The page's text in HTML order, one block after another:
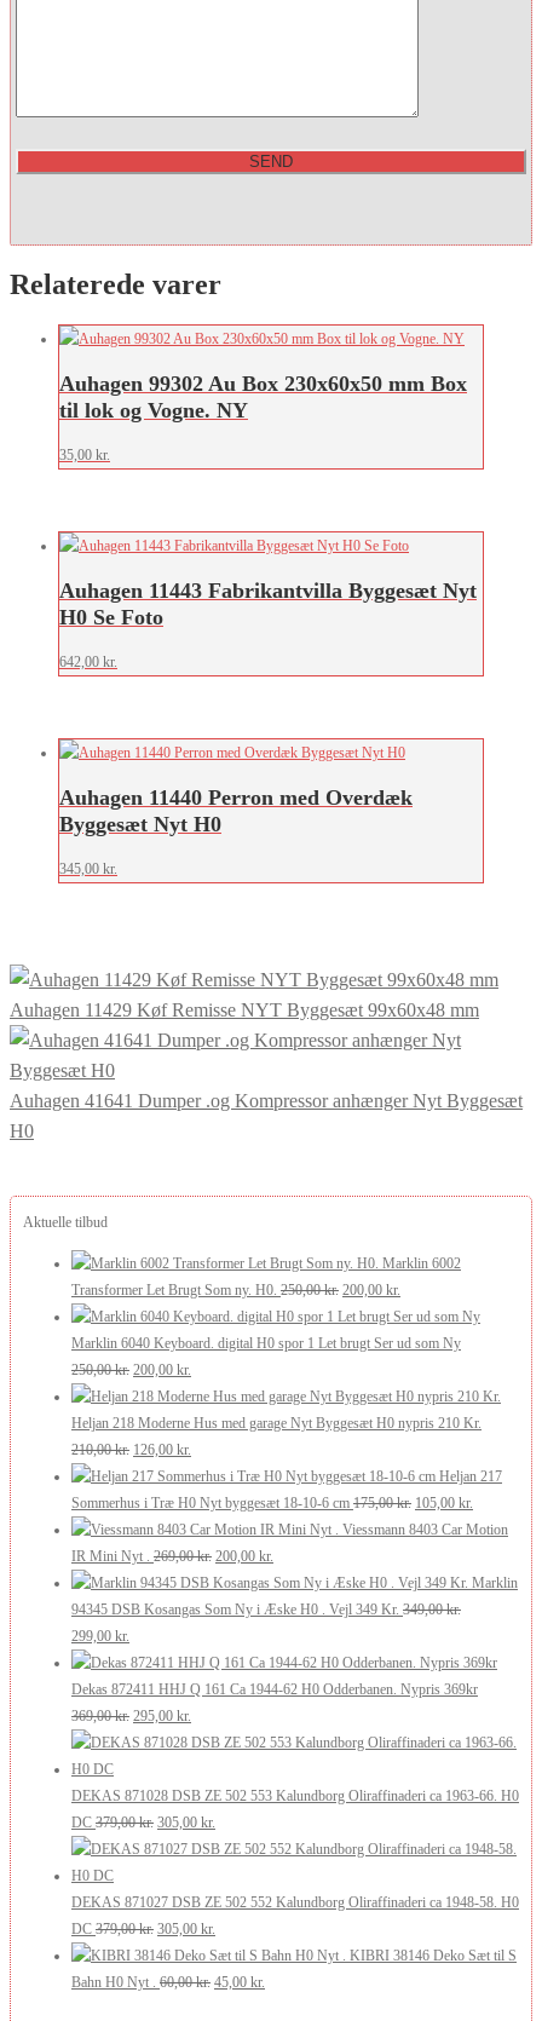
Relaterede varer
Auhagen 99302 Au Box 230x60x50 mm Box
til lok og Vogne. NY
35,00 kr.
Auhagen 11443 Fabrikantvilla Byggesæt Nyt
H0 Se Foto
642,00 kr.
Auhagen 11440 Perron med Overdæk
Byggesæt Nyt H0
345,00 kr.
Auhagen 11429 Køf Remisse NYT Byggesæt 99x60x48 mm
Auhagen 41641 Dumper .og Kompressor anhænger Nyt Byggesæt
H0
Aktuelle tilbud
Marklin 6002
Transformer Let Brugt Som ny. H0. 250,00kr. Den
oprindelige
pris
250,00 kr..
200,00 kr.
aktuelle
pris
200,00 kr..
Marklin 6040 Keyboard. digital H0 spor 1 Let brugt Ser ud som Ny
250,00kr. Den
oprindelige
pris
var:
250,00 kr..
200,00 kr.
aktuelle
pris
200,00 kr..
Heljan 218 Moderne Hus med garage Nyt Byggesæt H0 nypris 210 Kr.
210,00kr. Den
oprindelige
pris
var:
210,00 kr..
126,00 kr.
aktuelle
pris
er:
126,00 kr..
Heljan 217
Sommerhus i Træ H0 Nyt byggesæt 18-10-6 cm 175,00kr. Den
oprindelige
var:
175,00 kr..
105,00 kr.
aktuelle
er:
105,00 kr..
Viessmann 8403 Car Motion
IR Mini Nyt .
269,00kr. Den
oprindelige
pris
269,00 kr..
200,00 kr.
aktuelle
pris
200,00 kr..
Marklin
94345 DSB Kosangas Som Ny i Æske H0 . Vejl 349 Kr. 349,00kr.
Den
oprindelige
pris
var:
349,00 kr..
299,00 kr.
aktuelle
pris
er:
299,00 kr..
Dekas 872411 HHJ Q 161 Ca 1944-62 H0 Odderbanen. Nypris 369kr
369,00kr. Den
oprindelige
var:
369,00 kr..
295,00 kr.
aktuelle
er:
295,00 kr..
DEKAS 871028 DSB ZE 502 553 Kalundborg Oliraffinaderi ca 1963-66. H0
DC 379,00kr. Den
oprindelige
var:
379,00 kr..
305,00 kr.
aktuelle
er:
DEKAS 871027 DSB ZE 502 552 Kalundborg Oliraffinaderi ca 1948-58. H0
DC 379,00kr. Den
oprindelige
pris
305,00 kr.
aktuelle
pris
KIBRI 38146 Deko Sæt til S
Bahn H0 Nyt .
60,00kr. Den
45,00 kr.